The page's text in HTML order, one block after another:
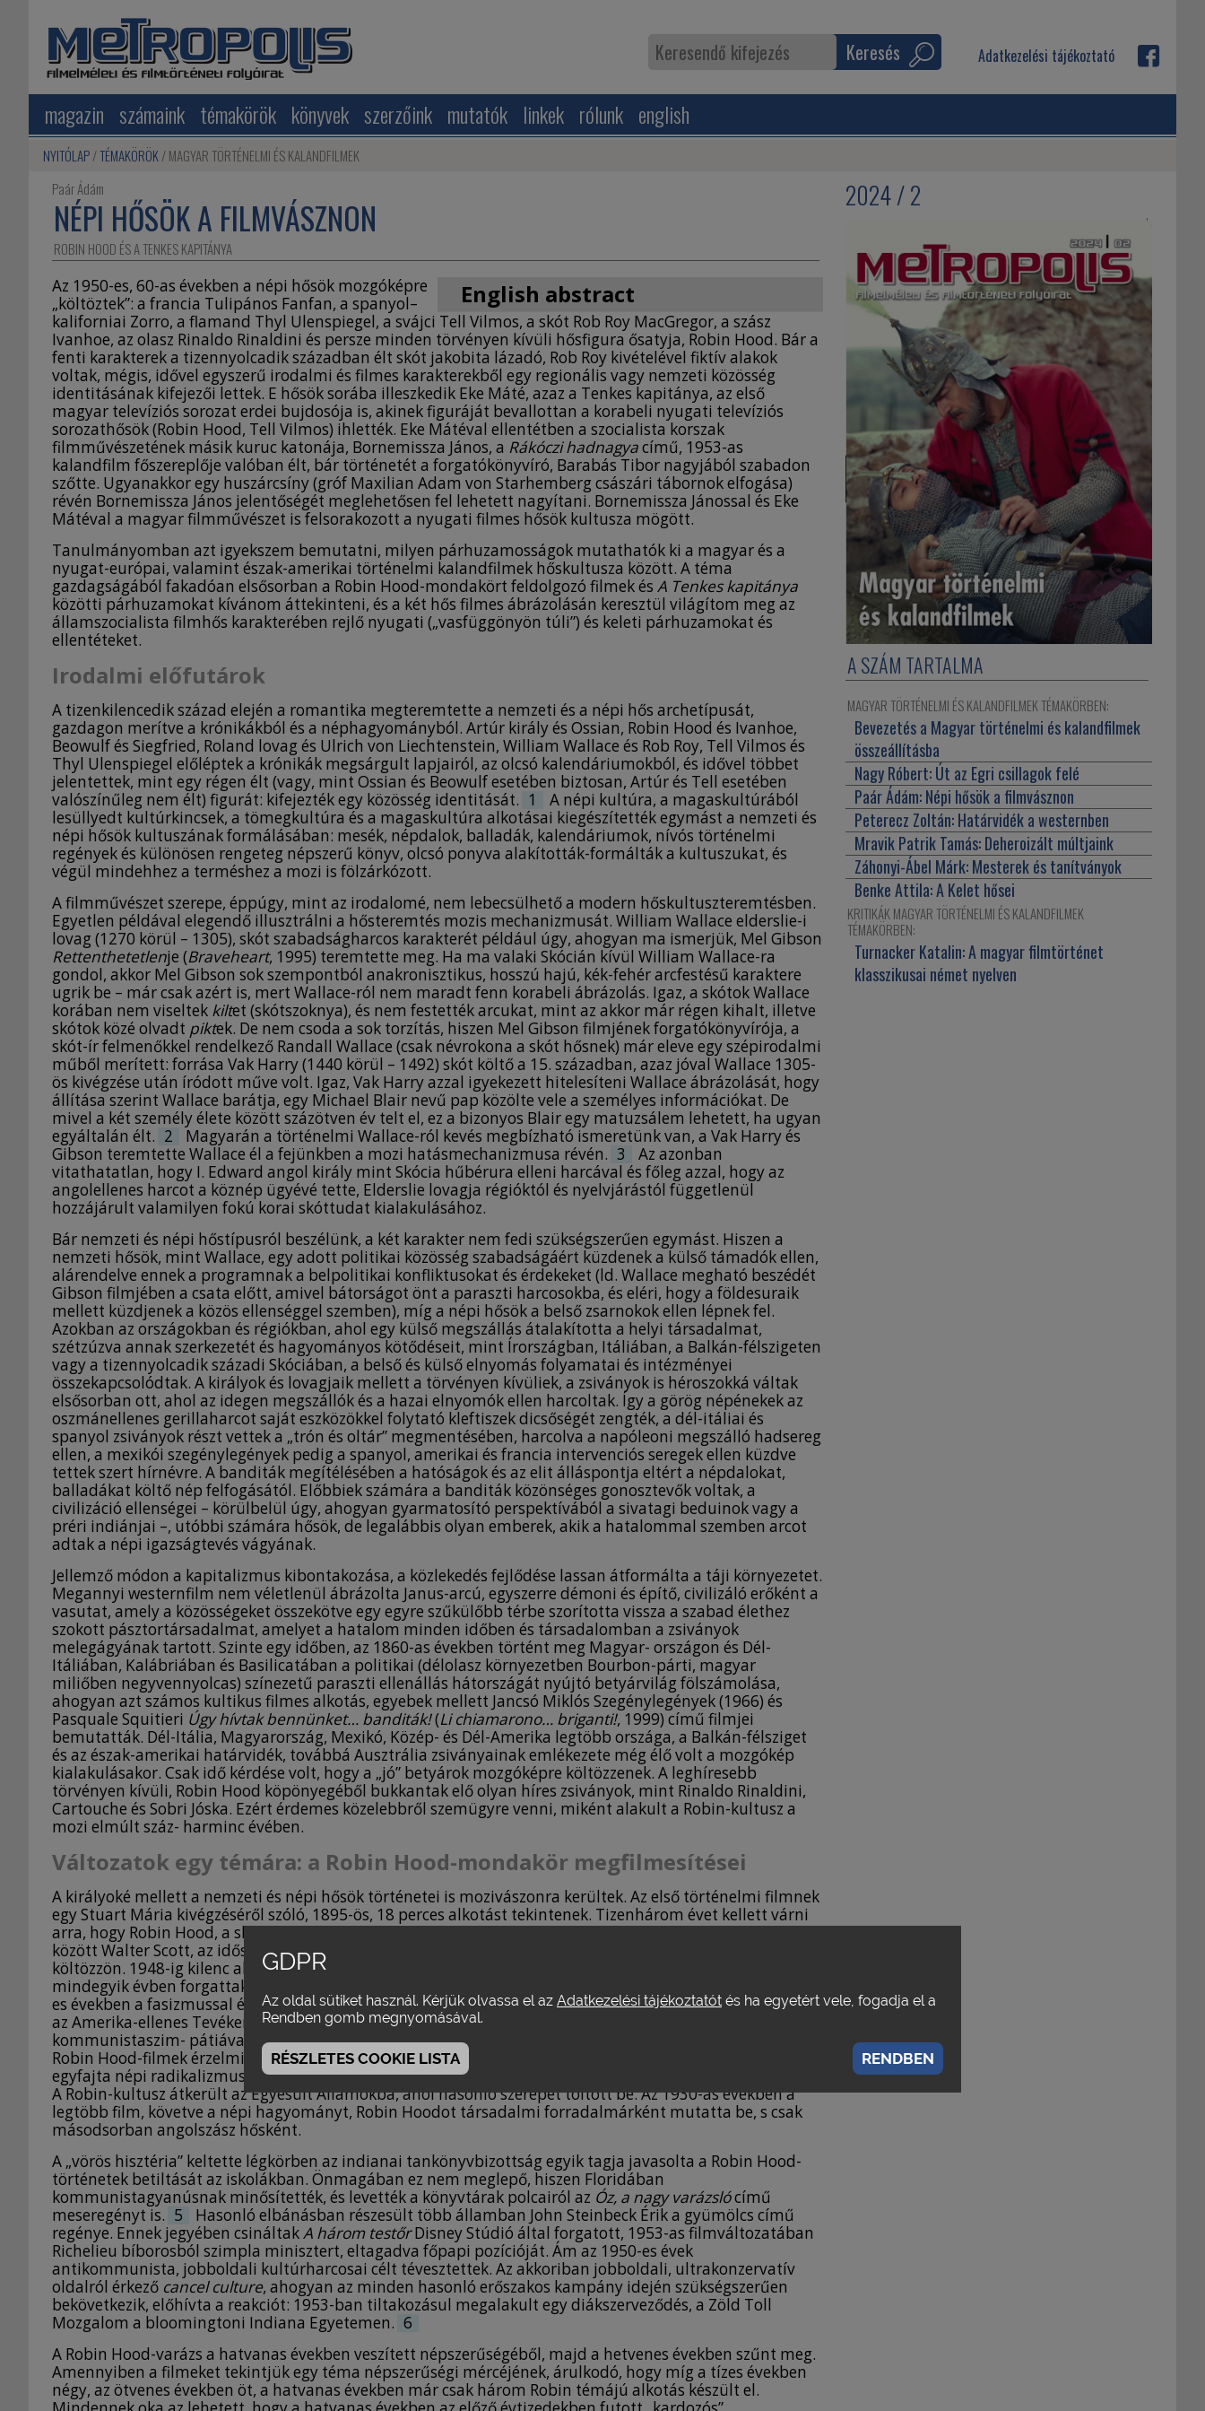
magazin számaink témakörök könyvek szerzőink mutatók linkek rólunk english
Keresés Adatkezelési tájékoztató
NYITÓLAP TÉMAKÖRÖK MAGYAR TÖRTÉNELMI ÉS KALANDFILMEK
Paár Ádám
NÉPI HŐSÖK A FILMVÁSZNON
ROBIN HOOD ÉS A TENKES KAPITÁNYA
English abstract
FOLK HEROES ON THE SCREEN.
ROBIN HOOD AND THE CAPTAIN OF THE TENKES
Zorro, Thyl Ulenspiegel, Rob Roy, Ivanhoe,
Rinaldo Rinaldini, and, naturally, the
predecessor of all the outlaws, Robin Hood.
These heroes became the protagonists in the
memorable adventure films of the 1950-60s.
They might be either fictional or real
characters, but all the outlaws became the
heroes of a concrete region or population.
They encouraged pride and self-confidence
from the given population. In Hungary Máté
Eke, the Captain of the Tenkes is considered to
be the first and the most popular hero, whose
figure was created by Ferenc Örsi in 1964.
There is parallelism between Robin and his
Hungarian relative, the Captain of the Tenkes,
people. This article discusses the similarities
and differences between two heroes.
Az 1950-es, 60-as években a népi hősök mozgóképre
„költöztek”: a francia Tulipános Fanfan, a spanyol–
kaliforniai Zorro, a flamand Thyl Ulenspiegel, a svájci Tell Vilmos, a skót Rob Roy MacGregor, a szász
Ivanhoe, az olasz Rinaldo Rinaldini és persze minden törvényen kívüli hősfigura ősatyja, Robin Hood. Bár a
fenti karakterek a tizennyolcadik században élt skót jakobita lázadó, Rob Roy kivételével fiktív alakok
voltak, mégis, idővel egyszerű irodalmi és filmes karakterekből egy regionális vagy nemzeti közösség
identitásának kifejezői lettek. E hősök sorába illeszkedik Eke Máté, azaz a Tenkes kapitánya, az első
magyar televíziós sorozat erdei bujdosója is, akinek figuráját bevallottan a korabeli nyugati televíziós
sorozathősök (Robin Hood, Tell Vilmos) ihlették. Eke Mátéval ellentétben a szocialista korszak
filmművészetének másik kuruc katonája, Bornemissza János, a Rákóczi hadnagyacímű, 1953-as
kalandfilm főszereplője valóban élt, bár történetét a forgatókönyvíró, Barabás Tibor nagyjából szabadon
szőtte. Ugyanakkor egy huszárcsíny (gróf Maxilian Adam von Starhemberg császári tábornok elfogása)
révén Bornemissza János jelentőségét meglehetősen fel lehetett nagyítani. Bornemissza Jánossal és Eke
Mátéval a magyar filmművészet is felsorakozott a nyugati filmes hősök kultusza mögött.
Tanulmányomban azt igyekszem bemutatni, milyen párhuzamosságok mutathatók ki a magyar és a
nyugat-európai, valamint észak-amerikai történelmi kalandfilmek hőskultusza között. A téma
gazdagságából fakadóan elsősorban a Robin Hood-mondakört feldolgozó filmek és A Tenkes kapitánya
közötti párhuzamokat kívánom áttekinteni, és a két hős filmes ábrázolásán keresztül világítom meg az
államszocialista filmhős karakterében rejlő nyugati („vasfüggönyön túli”) és keleti párhuzamokat és
ellentéteket.
Irodalmi előfutárok
A tizenkilencedik század elején a romantika megteremtette a nemzeti és a népi hős archetípusát,
gazdagon merítve a krónikákból és a néphagyományból. Artúr király és Ossian, Robin Hood és Ivanhoe,
Beowulf és Siegfried, Roland lovag és Ulrich von Liechtenstein, William Wallace és Rob Roy, Tell Vilmos és
Thyl Ulenspiegel előléptek a krónikák megsárgult lapjairól, az olcsó kalendáriumokból, és idővel többet
jelentettek, mint egy régen élt (vagy, mint Ossian és Beowulf esetében biztosan, Artúr és Tell esetében
valószínűleg nem élt) figurát: kifejezték egy közösség identitását. 1
A népi kultúra, a magaskultúrából
lesüllyedt kultúrkincsek, a tömegkultúra és a magaskultúra alkotásai kiegészítették egymást a nemzeti és
népi hősök kultuszának formálásában: mesék, népdalok, balladák, kalendáriumok, nívós történelmi
regények és különösen rengeteg népszerű könyv, olcsó ponyva alakították-formálták a kultuszukat, és
végül mindehhez a terméshez a mozi is fölzárkózott.
A filmművészet szerepe, éppúgy, mint az irodalomé, nem lebecsülhető a modern hőskultuszteremtésben.
Egyetlen példával elegendő illusztrálni a hősteremtés mozis mechanizmusát. William Wallace elderslie-i
lovag (1270 körül – 1305), skót szabadságharcos karakterét például úgy, ahogyan ma ismerjük, Mel Gibson
Rettenthetetlenje (Braveheart, 1995) teremtette meg. Ha ma valaki Skócián kívül William Wallace-ra
gondol, akkor Mel Gibson sok szempontból anakronisztikus, hosszú hajú, kék-fehér arcfestésű karaktere
ugrik be – már csak azért is, mert Wallace-ról nem maradt fenn korabeli ábrázolás. Igaz, a skótok Wallace
korában nem viseltek kiltet (skótszoknya), és nem festették arcukat, mint az akkor már régen kihalt, illetve
skótok közé olvadt piktek. De nem csoda a sok torzítás, hiszen Mel Gibson filmjének forgatókönyvírója, a
skót-ír felmenőkkel rendelkező Randall Wallace (csak névrokona a skót hősnek) már eleve egy szépirodalmi
műből merített: forrása Vak Harry (1440 körül – 1492) skót költő a 15. században, azaz jóval Wallace 1305-
ös kivégzése után íródott műve volt. Igaz, Vak Harry azzal igyekezett hitelesíteni Wallace ábrázolását, hogy
állítása szerint Wallace barátja, egy Michael Blair nevű pap közölte vele a személyes információkat. De
mivel a két személy élete között százötven év telt el, ez a bizonyos Blair egy matuzsálem lehetett, ha ugyan
egyáltalán élt. 2
Magyarán a történelmi Wallace-ról kevés megbízható ismeretünk van, a Vak Harry és
Gibson teremtette Wallace él a fejünkben a mozi hatásmechanizmusa révén. 3
Az azonban
vitathatatlan, hogy I. Edward angol király mint Skócia hűbérura elleni harcával és főleg azzal, hogy az
angolellenes harcot a köznép ügyévé tette, Elderslie lovagja régióktól és nyelvjárástól függetlenül
hozzájárult valamilyen fokú korai skóttudat kialakulásához.
Bár nemzeti és népi hőstípusról beszélünk, a két karakter nem fedi szükségszerűen egymást. Hiszen a
nemzeti hősök, mint Wallace, egy adott politikai közösség szabadságáért küzdenek a külső támadók ellen,
alárendelve ennek a programnak a belpolitikai konfliktusokat és érdekeket (ld. Wallace megható beszédét
Gibson filmjében a csata előtt, amivel bátorságot önt a paraszti harcosokba, és eléri, hogy a földesuraik
mellett küzdjenek a közös ellenséggel szemben), míg a népi hősök a belső zsarnokok ellen lépnek fel.
Azokban az országokban és régiókban, ahol egy külső megszállás átalakította a helyi társadalmat,
szétzúzva annak szerkezetét és hagyományos kötődéseit, mint Írországban, Itáliában, a Balkán-félszigeten
vagy a tizennyolcadik századi Skóciában, a belső és külső elnyomás folyamatai és intézményei
összekapcsolódtak. A királyok és lovagjaik mellett a törvényen kívüliek, a zsiványok is héroszokká váltak
elsősorban ott, ahol az idegen megszállók és a hazai elnyomók ellen harcoltak. Így a görög népénekek az
oszmánellenes gerillaharcot saját eszközökkel folytató kleftiszek dicsőségét zengték, a dél-itáliai és
spanyol zsiványok részt vettek a „trón és oltár” megmentésében, harcolva a napóleoni megszálló hadsereg
ellen, a mexikói szegénylegények pedig a spanyol, amerikai és francia intervenciós seregek ellen küzdve
tettek szert hírnévre. A banditák megítélésében a hatóságok és az elit álláspontja eltért a népdalokat,
balladákat költő nép felfogásától. Előbbiek számára a banditák közönséges gonosztevők voltak, a
civilizáció ellenségei – körülbelül úgy, ahogyan gyarmatosító perspektívából a sivatagi beduinok vagy a
préri indiánjai –, utóbbi számára hősök, de legalábbis olyan emberek, akik a hatalommal szemben arcot
adtak a népi igazságtevés vágyának.
Jellemző módon a kapitalizmus kibontakozása, a közlekedés fejlődése lassan átformálta a táji környezetet.
Megannyi westernfilm nem véletlenül ábrázolta Janus-arcú, egyszerre démoni és építő, civilizáló erőként a
vasutat, amely a közösségeket összekötve egy egyre szűkülőbb térbe szorította vissza a szabad élethez
szokott pásztortársadalmat, amelyet a hatalom minden időben és társadalomban a zsiványok
melegágyának tartott. Szinte egy időben, az 1860-as években történt meg Magyar- országon és Dél-
Itáliában, Kalábriában és Basilicatában a politikai (délolasz környezetben Bourbon-párti, magyar
miliőben negyvennyolcas) színezetű paraszti ellenállás hátországát nyújtó betyárvilág fölszámolása,
ahogyan azt számos kultikus filmes alkotás, egyebek mellett Jancsó Miklós Szegénylegények (1966) és
Pasquale Squitieri Úgy hívtak bennünket… banditák!(Li chiamarono… briganti!, 1999) című filmjei
bemutatták. Dél-Itália, Magyarország, Mexikó, Közép- és Dél-Amerika legtöbb országa, a Balkán-félsziget
és az észak-amerikai határvidék, továbbá Ausztrália zsiványainak emlékezete még élő volt a mozgókép
kialakulásakor. Csak idő kérdése volt, hogy a „jó” betyárok mozgóképre költözzenek. A leghíresebb
törvényen kívüli, Robin Hood köpönyegéből bukkantak elő olyan híres zsiványok, mint Rinaldo Rinaldini,
Cartouche és Sobri Jóska. Ezért érdemes közelebbről szemügyre venni, miként alakult a Robin-kultusz a
mozi elmúlt száz- harminc évében.
Változatok egy témára: a Robin Hood-mondakör megfilmesítései
A királyoké mellett a nemzeti és népi hősök történetei is mozivászonra kerültek. Az első történelmi filmnek
egy Stuart Mária kivégzéséről szóló, 1895-ös, 18 perces alkotást tekintenek. Tizenhárom évet kellett várni
arra, hogy Robin Hood, a sherwoodi erdő zöld zekés, csuklyás („hood”) haramiája – akinek alakját többek
között Walter Scott, az idősebb Alexandre Dumas és Howard Plye is megörökítette – a mozivászonra
költözzön. 1948-ig kilenc alkotás készült, de az igazi áttörést az ötvenes évek első fele hozta meg:
mindegyik évben forgattak egy-egy Robin Hood-filmet.
es években a fasizmussal és nemzetiszocializmussal, általában a diktatúrákkal szembeni küzdelem, illetve
az Amerika-ellenes Tevékenységet Vizsgáló Bizottság ténykedése, a baloldali vagy annak tartott,
kommunistaszim- pátiával vádolt értelmiségek, művészek megbélyegzése miatti fölháborodás adta a
Robin Hood-filmek érzelmi töltetét. Tény, hogy a Robin Hood-mondakör mindig összekapcsolódott
egyfajta népi radikalizmussal: a tizenkilencedik század elején a ludditák előszeretettel idézték meg alakját.
A Robin-kultusz átkerült az Egyesült Államokba, ahol hasonló szerepet töltött be. Az 1930-as években a
legtöbb film, követve a népi hagyományt, Robin Hoodot társadalmi forradalmárként mutatta be, s csak
másodsorban angolszász hősként.
A „vörös hisztéria” keltette légkörben az indianai tankönyvbizottság egyik tagja javasolta a Robin Hood-
történetek betiltását az iskolákban. Önmagában ez nem meglepő, hiszen Floridában
kommunistagyanúsnak minősítették, és levették a könyvtárak polcairól az Óz, a nagy varázslócímű
meseregényt is. 5
Hasonló elbánásban részesült több államban John Steinbeck Érik a gyümölcs című
regénye. Ennek jegyében csináltakA három testőrDisney Stúdió által forgatott, 1953-as filmváltozatában
Richelieu bíborosból szimpla minisztert, eltagadva főpapi pozícióját. Ám az 1950-es évek
antikommunista, jobboldali kultúrharcosai célt tévesztettek. Az akkoriban jobboldali, ultrakonzervatív
oldalról érkező cancel culture, ahogyan az minden hasonló erőszakos kampány idején szükségszerűen
bekövetkezik, előhívta a reakciót: 1953-ban tiltakozásul megalakult egy diákszerveződés, a Zöld Toll
Mozgalom a bloomingtoni Indiana Egyetemen. 6
A Robin Hood-varázs a hatvanas években veszített népszerűségéből, majd a hetvenes években szűnt meg.
Amennyiben a filmeket tekintjük egy téma népszerűségi mércéjének, árulkodó, hogy míg a tízes években
négy, az ötvenes években öt, a hatvanas években már csak három Robin témájú alkotás készült el.
2024 / 2
A SZÁM TARTALMA
MAGYAR TÖRTÉNELMI ÉS KALANDFILMEK TÉMAKÖRBEN:
Bevezetés a Magyar történelmi és kalandfilmek
összeállításba
Nagy Róbert:Út az Egri csillagok felé
Paár Ádám:Népi hősök a filmvásznon
Peterecz Zoltán:Határvidék a westernben
Mravik Patrik Tamás:Deheroizált múltjaink
Záhonyi-Ábel Márk:Mesterek és tanítványok
Benke Attila:A Kelet hősei
KRITIKÁK MAGYAR TÖRTÉNELMI ÉS KALANDFILMEK
TÉMAKÖRBEN:
Turnacker Katalin:A magyar filmtörténet
klasszikusai német nyelven
GDPR
Az oldal sütiket használ. Kérjük olvassa el az Adatkezelési tájékoztatót és ha egyetért vele, fogadja el a
Rendben gomb megnyomásával.
RÉSZLETES COOKIE LISTA RENDBEN